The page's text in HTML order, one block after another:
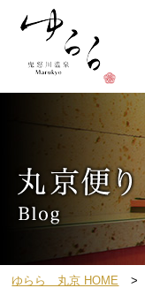
ゆらら 丸京 HOME